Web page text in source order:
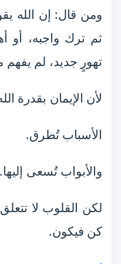
ومن قال: إن الله
ثم ترك واجبه، أو
تهورٍ جديد، لم يفهم
لأن الإيمان بقدرة
الأسباب تُطرق.
والأبواب تُسعى إليها.
لكن القلوب لا
كن فيكون.